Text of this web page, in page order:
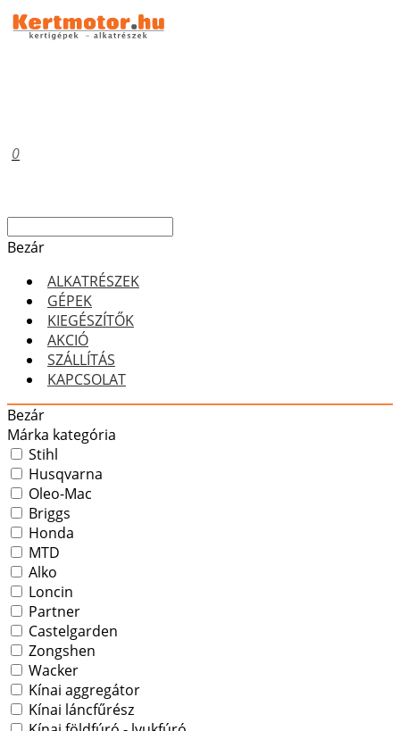
0
Bezár
ALKATRÉSZEK
GÉPEK
KIEGÉSZÍTŐK
AKCIÓ
SZÁLLÍTÁS
KAPCSOLAT
Bezár
Márka kategória
Stihl
Husqvarna
Oleo-Mac
Briggs
Honda
MTD
Alko
Loncin
Partner
Castelgarden
Zongshen
Wacker
Kínai aggregátor
Kínai láncfűrész